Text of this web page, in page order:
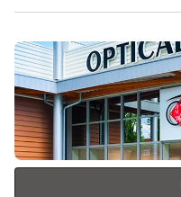
Pulse
ENTER
para
obtener
más
información